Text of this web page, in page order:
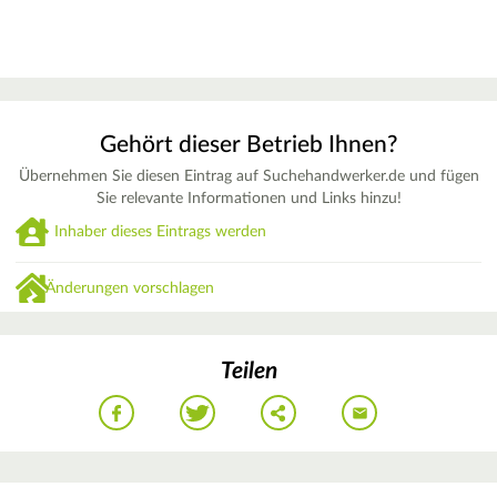
Gehört dieser Betrieb Ihnen?
Übernehmen Sie diesen Eintrag auf Suchehandwerker.de und fügen
Sie relevante Informationen und Links hinzu!
Inhaber dieses Eintrags werden
Änderungen vorschlagen
Teilen